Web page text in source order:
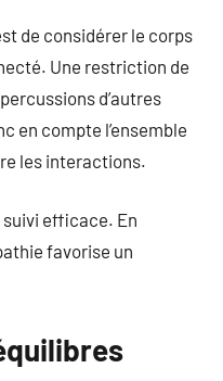
de considérer le corps
Une restriction de
d’autres
en compte l’ensemble
les interactions.
efficace. En
favorise un